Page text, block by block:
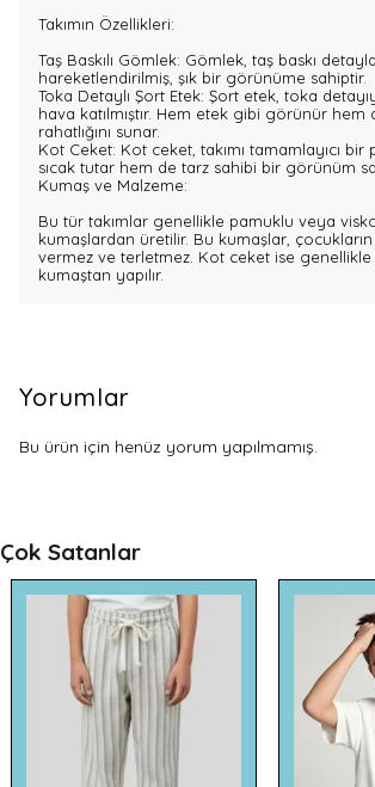
Takımın Özellikleri:
Taş Baskılı Gömlek: Gömlek, taş baskı
hareketlendirilmiş, şık bir görünüme sahiptir.
Toka Detaylı Şort Etek: Şort etek, toka
hava katılmıştır. Hem etek gibi görünür hem
rahatlığını sunar.
Kot Ceket: Kot ceket, takımı tamamlayıcı bir
sıcak tutar hem de tarz sahibi bir görünüm
Kumaş ve Malzeme:
Bu tür takımlar genellikle pamuklu veya
kumaşlardan üretilir. Bu kumaşlar,
vermez ve terletmez. Kot ceket ise genellikle
kumaştan yapılır.
Yorumlar
Bu ürün için henüz yorum yapılmamış.
Çok Satanlar